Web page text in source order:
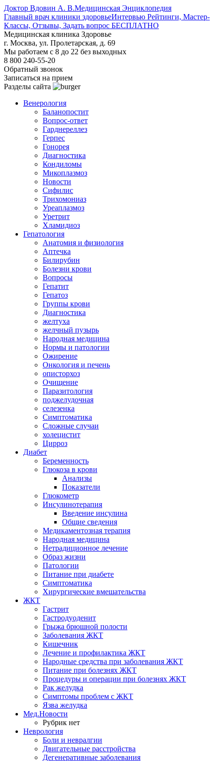
Доктор Вдовин А. В.Медицинская Энциклопедия
Главный врач клиники здоровьеИнтервью Рейтинги, Мастер-
Классы, Отзывы, Задать вопрос БЕСПЛАТНО
Медицинская клиника Здоровье
г. Москва, ул. Пролетарская, д. 69
Мы работаем с 8 до 22 без выходных
8 800 240-55-20
Обратный звонок
Записаться на прием
Разделы сайта
Венерология
Баланопостит
Вопрос-ответ
Гарднереллез
Герпес
Гонорея
Диагностика
Кондиломы
Микоплазмоз
Новости
Сифилис
Трихомониаз
Уреаплазмоз
Уретрит
Хламидиоз
Гепатология
Анатомия и физиология
Аптечка
Билирубин
Болезни крови
Вопросы
Гепатит
Гепатоз
Группы крови
Диагностика
желтуха
желчный пузырь
Народная медицина
Нормы и патологии
Ожирение
Онкология и печень
описторхоз
Очищение
Паразитология
поджелудочная
селезенка
Симптоматика
Сложные случаи
холецистит
Цирроз
Диабет
Беременность
Глюкоза в крови
Анализы
Показатели
Глюкометр
Инсулинотерапия
Введение инсулина
Общие сведения
Медикаментозная терапия
Народная медицина
Нетрадиционное лечение
Образ жизни
Патологии
Питание при диабете
Симптоматика
Хирургические вмешательства
ЖКТ
Гастрит
Гастродуоденит
Грыжа брюшной полости
Заболевания ЖКТ
Кишечник
Лечение и профилактика ЖКТ
Народные средства при заболевания ЖКТ
Питание при болезнях ЖКТ
Процедуры и операции при болезнях ЖКТ
Рак желудка
Симптомы проблем с ЖКТ
Язва желудка
Мед.Новости
Рубрик нет
Неврология
Боли и невралгии
Двигательные расстройства
Дегенеративные заболевания